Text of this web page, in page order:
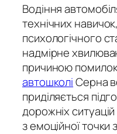
Водіння
технічних
психологічного
надмірне
причиною
автошколіСерна
приділяється
дорожніх
з емоційної точки